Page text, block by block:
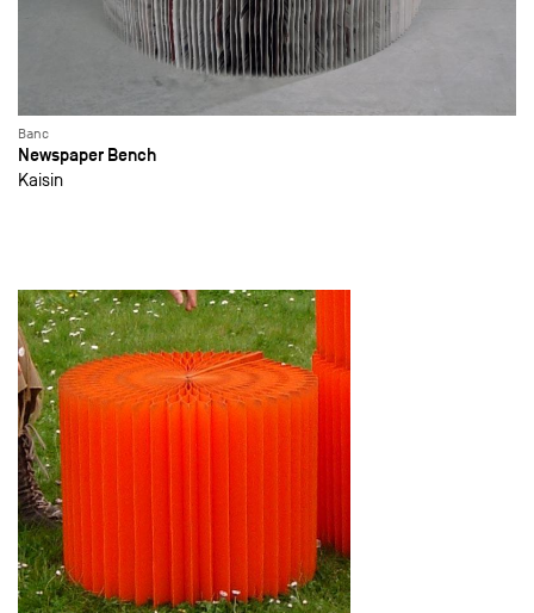
Banc
Newspaper Bench
Kaisin